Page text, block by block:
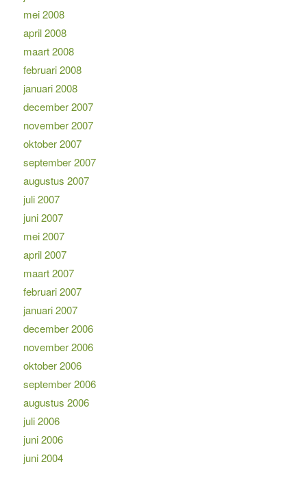
mei 2008
april 2008
maart 2008
februari 2008
januari 2008
december 2007
november 2007
oktober 2007
september 2007
augustus 2007
juli 2007
juni 2007
mei 2007
april 2007
maart 2007
februari 2007
januari 2007
december 2006
november 2006
oktober 2006
september 2006
augustus 2006
juli 2006
juni 2006
juni 2004